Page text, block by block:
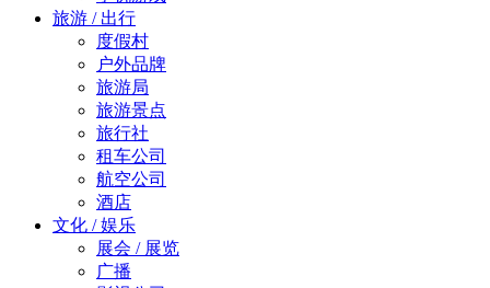
旅游 / 出行
度假村
户外品牌
旅游局
旅游景点
旅行社
租车公司
航空公司
酒店
文化 / 娱乐
展会 / 展览
广播